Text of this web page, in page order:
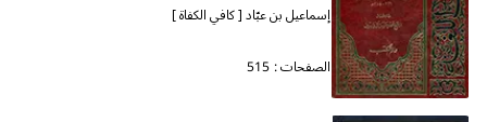
إسماعيل بن عبّاد [ كافي الكفاة ]
الصفحات : 515